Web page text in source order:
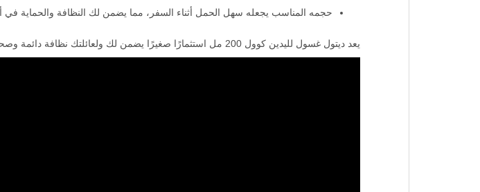
حجمه المناسب يجعله سهل الحمل أثناء السفر، مما يضمن لك النظافة والحماية في
يعد ديتول غسول لليدين كوول 200 مل استثمارًا صغيرًا يضمن لك ولعائلتك نظافة دائمة وصحة مثالية. اختر ديتول لحماية موثوقة يومًا بعد يوم.